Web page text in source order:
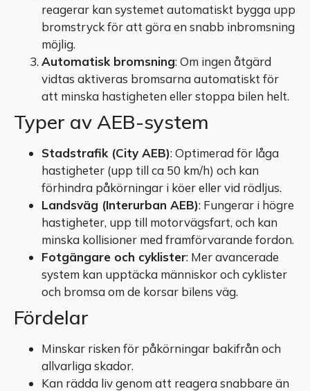
reagerar kan systemet automatiskt bygga upp
bromstryck för att göra en snabb inbromsning
möjlig.
Automatisk bromsning: Om ingen åtgärd
vidtas aktiveras bromsarna automatiskt för
att minska hastigheten eller stoppa bilen helt.
Typer av AEB-system
Stadstrafik (City AEB): Optimerad för låga
hastigheter (upp till ca 50 km/h) och kan
förhindra påkörningar i köer eller vid rödljus.
Landsväg (Interurban AEB): Fungerar i högre
hastigheter, upp till motorvägsfart, och kan
minska kollisioner med framförvarande fordon.
Fotgängare och cyklister: Mer avancerade
system kan upptäcka människor och cyklister
och bromsa om de korsar bilens väg.
Fördelar
Minskar risken för påkörningar bakifrån och
allvarliga skador.
Kan rädda liv genom att reagera snabbare än